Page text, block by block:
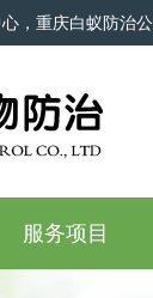
，重庆白蚁防治
服务项目